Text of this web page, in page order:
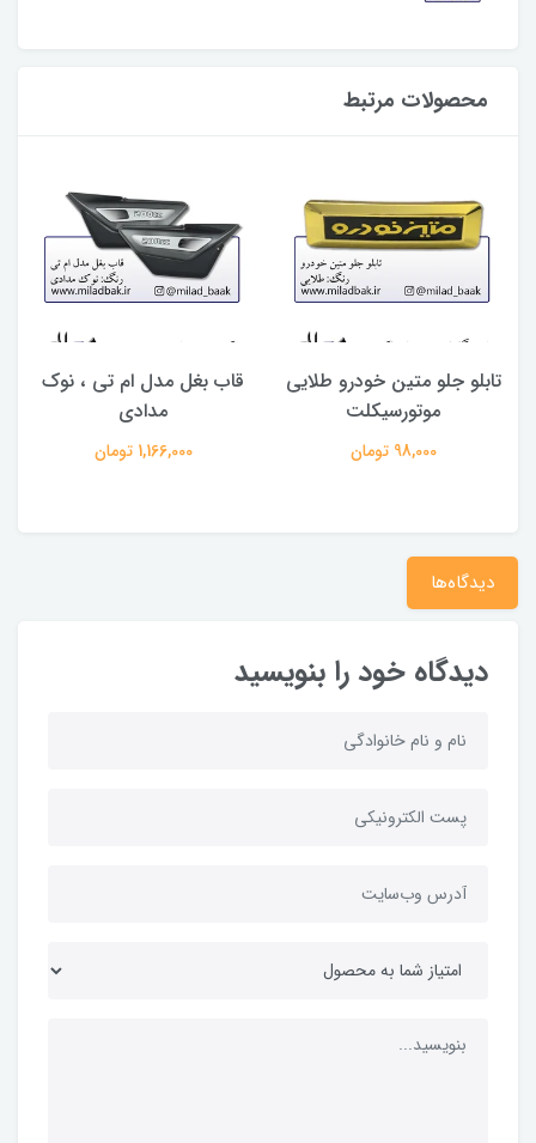
محصولات مرتبط
تابلو جلو متین خودرو طلایی
موتورسیکلت
98,000 تومان
قاب بغل مدل ام تی ، نوک
مدادی
1,166,000 تومان
دیدگاه‌ها
دیدگاه خود را بنویسید